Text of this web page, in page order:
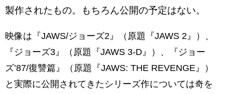
製作されたもの。もちろん公開の予定はない。
映像は『JAWS/ジョーズ2』（原題『JAWS 2』）、
『ジョーズ3』（原題『JAWS 3-D』）、『ジョー
ズ’87/復讐篇』（原題『JAWS: THE REVENGE』）
と実際に公開されてきたシリーズ作については奇を